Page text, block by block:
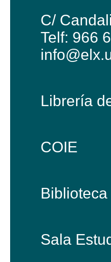
C/
Telf: 966
Librería
COIE
Biblioteca
Sala